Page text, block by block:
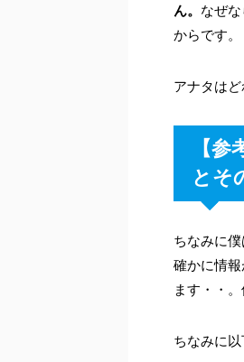
ん。 なぜ
からです。
アナタは
【
とそ
ちなみに
確かに情
ます・・
ちなみに